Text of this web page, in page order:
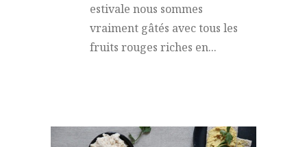
estivale nous sommes
vraiment gâtés avec tous les
fruits rouges riches en...